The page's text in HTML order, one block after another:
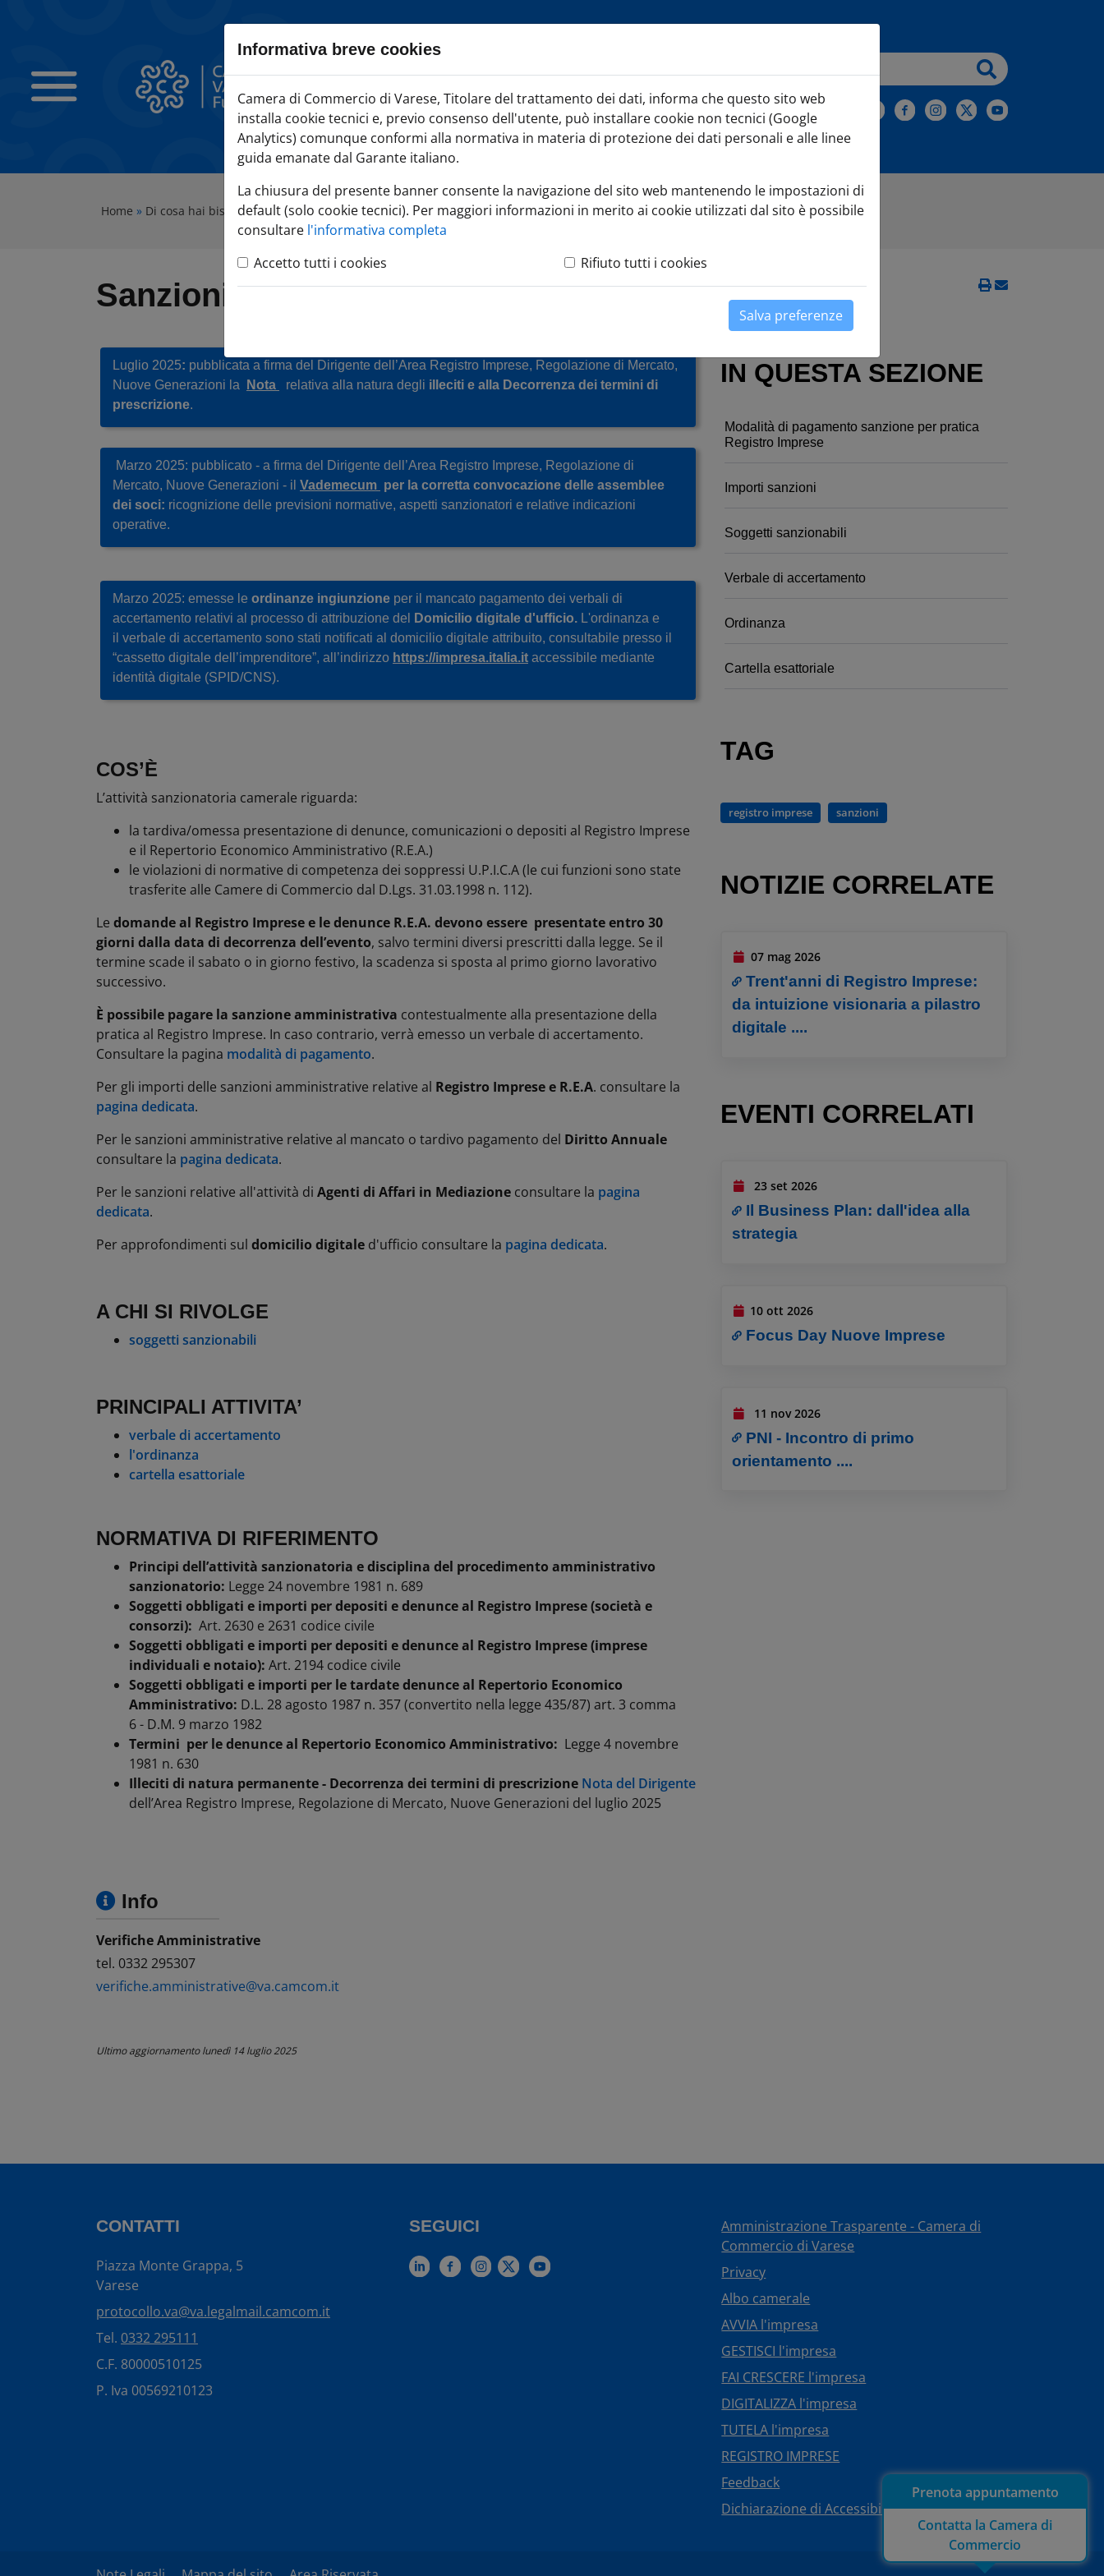
Vai al sezione Percorso briciole di pane
Vai al Contenuto principale della pagina
Vai alla sezione dedicata alle informazioni correlate via TAG
Vai al footer
Camera di Commercio Varese
Iscriviti alla Newsletter
Home » Di cosa hai bisogno?»REGISTRO IMPRESE»Amministra l'impresa»Sanzioni
Sanzioni
Luglio 2025: pubblicata a firma del Dirigente dell’Area Registro Imprese, Regolazione di Mercato,
Nuove Generazioni la
Nota relativa alla natura degli illeciti e alla Decorrenza dei termini di
prescrizione.
Marzo 2025: pubblicato - a firma del Dirigente dell’Area Registro Imprese, Regolazione di
Mercato, Nuove Generazioni - il Vademecum per la corretta convocazione delle assemblee
dei soci: ricognizione delle previsioni normative, aspetti sanzionatori e relative indicazioni
operative.
Marzo 2025: emesse le ordinanze ingiunzione per il mancato pagamento dei verbali di
accertamento relativi al processo di attribuzione del
Domicilio digitale d'ufficio. L'ordinanza e
il verbale di accertamento sono stati notificati al domicilio digitale attribuito, consultabile presso il
“cassetto digitale dell’imprenditore”, all’indirizzo https://impresa.italia.it accessibile mediante
identità digitale (SPID/CNS).
COS’È
L’attività sanzionatoria camerale riguarda:
la tardiva/omessa presentazione di denunce, comunicazioni o depositi al Registro Imprese
e il Repertorio Economico Amministrativo (R.E.A.)
le violazioni di normative di competenza dei soppressi U.P.I.C.A (le cui funzioni sono state
trasferite alle Camere di Commercio dal D.Lgs. 31.03.1998 n. 112).
Le domande al Registro Imprese e le denunce R.E.A. devono essere presentate entro 30
giorni dalla data di decorrenza dell’evento, salvo termini diversi prescritti dalla legge. Se il
termine scade il sabato o in giorno festivo, la scadenza si sposta al primo giorno lavorativo
successivo.
È possibile pagare la sanzione amministrativa contestualmente alla presentazione della
pratica al Registro Imprese. In caso contrario, verrà emesso un verbale di accertamento.
Consultare la pagina modalità di pagamento.
Per gli importi delle sanzioni amministrative relative al Registro Imprese e R.E.A. consultare la
pagina dedicata.
Per le sanzioni amministrative relative al mancato o tardivo pagamento del Diritto Annuale
consultare la pagina dedicata.
Per le sanzioni relative all'attività di Agenti di Affari in Mediazione consultare la pagina
dedicata.
Per approfondimenti sul domicilio digitale d'ufficio consultare la pagina dedicata.
A CHI SI RIVOLGE
soggetti sanzionabili
PRINCIPALI ATTIVITA’
verbale di accertamento
l'ordinanza
cartella esattoriale
NORMATIVA DI RIFERIMENTO
Principi dell’attività sanzionatoria e disciplina del procedimento amministrativo
sanzionatorio: Legge 24 novembre 1981 n. 689
Soggetti obbligati e importi per depositi e denunce al Registro Imprese (società e
consorzi): Art. 2630 e 2631 codice civile
Soggetti obbligati e importi per depositi e denunce al Registro Imprese (imprese
individuali e notaio): Art. 2194 codice civile
Soggetti obbligati e importi per le tardate denunce al Repertorio Economico
Amministrativo: D.L. 28 agosto 1987 n. 357 (convertito nella legge 435/87) art. 3 comma
6 - D.M. 9 marzo 1982
Termini per le denunce al Repertorio Economico Amministrativo: Legge 4 novembre
1981 n. 630
Illeciti di natura permanente - Decorrenza dei termini di prescrizione Nota del Dirigente
dell’Area Registro Imprese, Regolazione di Mercato, Nuove Generazioni del luglio 2025
Info
Verifiche Amministrative
tel. 0332 295307
verifiche.amministrative@va.camcom.it
Ultimo aggiornamentolunedì 14 luglio 2025
IN QUESTA SEZIONE
Modalità di pagamento sanzione per pratica
Registro Imprese
Importi sanzioni
Soggetti sanzionabili
Verbale di accertamento
Ordinanza
Cartella esattoriale
TAG
registro imprese sanzioni
NOTIZIE CORRELATE
07 mag 2026
Trent'anni di Registro Imprese:
da intuizione visionaria a pilastro
digitale ....
EVENTI CORRELATI
23 set 2026
Il Business Plan: dall'idea alla
strategia
10 ott 2026
Focus Day Nuove Imprese
11 nov 2026
PNI - Incontro di primo
orientamento ....
Prenota appuntamento
Contatta la Camera di
Commercio
CONTATTI
Piazza Monte Grappa, 5
Varese
protocollo.va@va.legalmail.camcom.it
Tel. 0332 295111
C.F. 80000510125
P. Iva 00569210123
SEGUICI
Amministrazione Trasparente - Camera di
Commercio di Varese
Privacy
Albo camerale
AVVIA l'impresa
GESTISCI l'impresa
FAI CRESCERE l'impresa
DIGITALIZZA l'impresa
TUTELA l'impresa
REGISTRO IMPRESE
Feedback
Dichiarazione di Accessibilità
Informativa breve cookies
Camera di Commercio di Varese, Titolare del trattamento dei dati, informa che questo sito web
installa cookie tecnici e, previo consenso dell'utente, può installare cookie non tecnici (Google
Analytics) comunque conformi alla normativa in materia di protezione dei dati personali e alle linee
guida emanate dal Garante italiano.
La chiusura del presente banner consente la navigazione del sito web mantenendo le impostazioni di
default (solo cookie tecnici). Per maggiori informazioni in merito ai cookie utilizzati dal sito è possibile
consultare l'informativa completa
Accetto tutti i cookies
Rifiuto tutti i cookies
Salva preferenze